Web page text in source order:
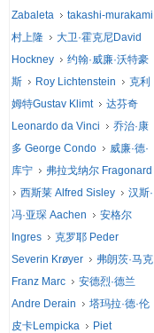
Zabaleta
takashi-murakami
村上隆
大卫·霍克尼David
Hockney
约翰·威廉·沃特豪
斯
Roy Lichtenstein
克利
姆特Gustav Klimt
达芬奇
Leonardo da Vinci
乔治·康
多 George Condo
威廉·德·
库宁
弗拉戈纳尔 Fragonard
西斯莱 Alfred Sisley
汉斯·
冯·亚琛 Aachen
安格尔
Ingres
克罗耶 Peder
Severin Krøyer
弗朗茨·马克
Franz Marc
安德烈·德兰
Andre Derain
塔玛拉·德·伦
皮卡Lempicka
Piet